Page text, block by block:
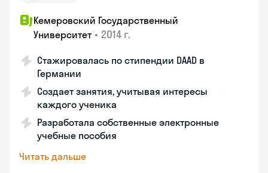
Кемеровский Государственный
Университет • 2014 г.
Стажировалась по стипендии DAAD в
Германии
Создает занятия, учитывая интересы
каждого ученика
Разработала собственные электронные
учебные пособия
Читать дальше